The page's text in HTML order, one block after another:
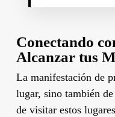
Conectando
Alcanzar tus
La manifestación de
lugar, sino también
de visitar estos